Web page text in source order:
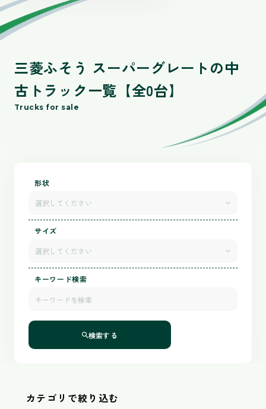
三菱ふそう スーパーグレートの中
古トラック一覧【全0台】
Trucks for sale
形状
選択してください
サイズ
選択してください
キーワード検索
検索する
カテゴリで絞り込む